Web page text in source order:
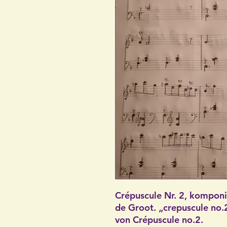
Crépuscule Nr. 2,
de Groot. „crepuscule
von Crépuscule no.2.